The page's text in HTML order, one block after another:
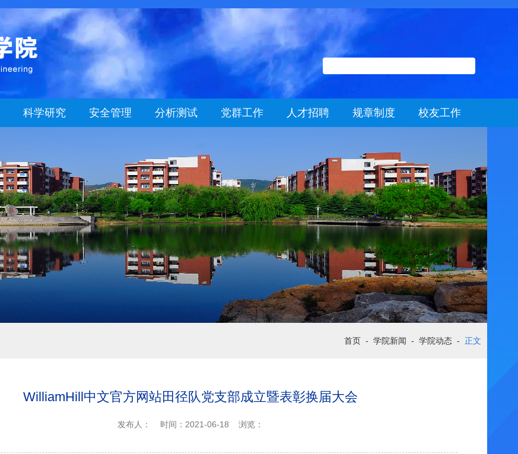
科学研究 安全管理 分析测试 党群工作 人才招聘 规章制度 校友工作
首页 - 学院新闻 - 学院动态 - 正文
WilliamHill中文官方网站田径队党支部成立暨表彰换届大会
发布人： 时间：2021-06-18 浏览：